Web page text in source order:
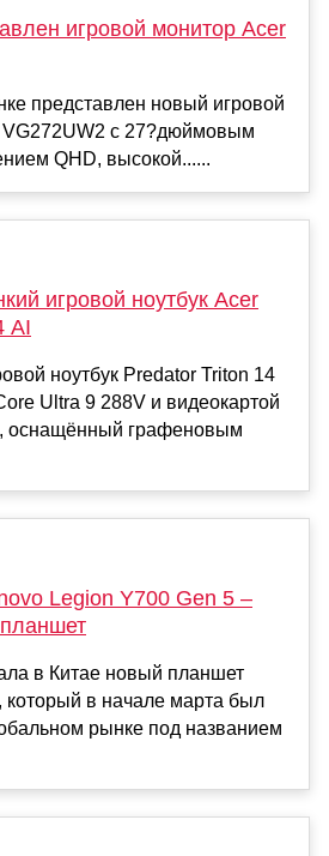
игровой монитор Acer
представлен новый игровой
VG272UW2 с 27?дюймовым
QHD, высокой......
игровой ноутбук Acer
AI
ноутбук Predator Triton 14
Ultra 9 288V и видеокартой
оснащённый графеновым
Legion Y700 Gen 5 –
в Китае новый планшет
который в начале марта был
рынке под названием